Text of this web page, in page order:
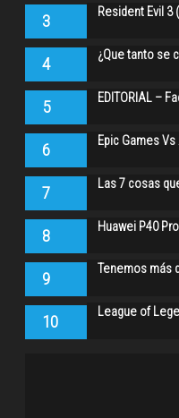
3 Resident Evil 3
4 ¿Que tanto se
5 EDITORIAL –
6 Epic Games
7 Las 7 cosas
8 Huawei P40
9 Tenemos más
10 League of